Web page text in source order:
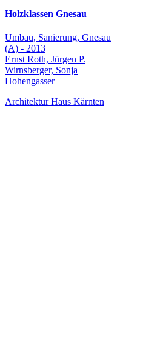
Holzklassen Gnesau
Umbau, Sanierung, Gnesau
(A) - 2013
Ernst Roth, Jürgen P.
Wirnsberger, Sonja
Hohengasser
Architektur Haus Kärnten